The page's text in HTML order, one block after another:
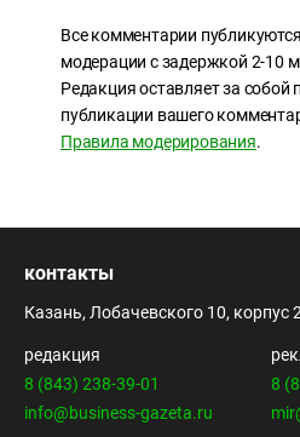
Все комментарии
модерации с задержкой 2-10
Редакция оставляет за собой
публикации вашего
Правила модерирования.
контакты
Казань, Лобачевского 10, корпус
редакция
8 (843) 238-39-01
info@business-gazeta.ru
8